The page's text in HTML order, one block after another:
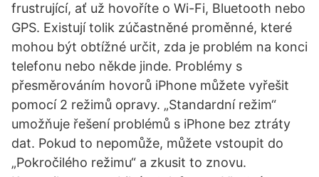
frustrující, ať už hovoříte o Wi-Fi, Bluetooth nebo
GPS. Existují tolik zúčastněné proměnné, které
mohou být obtížné určit, zda je problém na konci
telefonu nebo někde jinde. Problémy s
přesměrováním hovorů iPhone můžete vyřešit
pomocí 2 režimů opravy. „Standardní režim“
umožňuje řešení problémů s iPhone bez ztráty
dat. Pokud to nepomůže, můžete vstoupit do
„Pokročilého režimu“ a zkusit to znovu.